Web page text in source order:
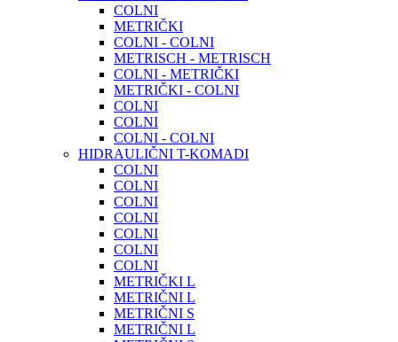
COLNI
METRIČKI
COLNI - COLNI
METRISCH - METRISCH
COLNI - METRIČKI
METRIČKI - COLNI
COLNI
COLNI
COLNI - COLNI
HIDRAULIČNI T-KOMADI
COLNI
COLNI
COLNI
COLNI
COLNI
COLNI
COLNI
METRIČKI L
METRIČNI L
METRIČNI S
METRIČNI L